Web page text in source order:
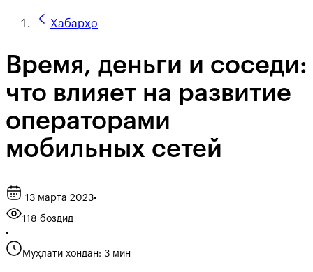
Хабарҳо
Время, деньги и соседи:
что влияет на развитие
операторами
мобильных сетей
13 марта 2023•
118 боздид
•
Муҳлати хондан: 3 мин